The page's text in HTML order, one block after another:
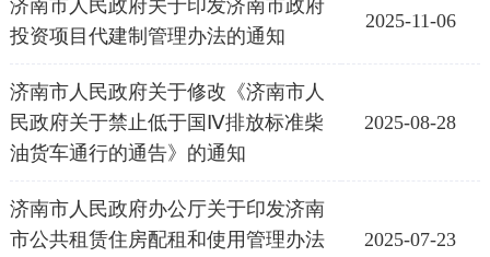
​济南市人民政府关于印发济南市政府
投资项目代建制管理办法的通知
2025-11-06
济南市人民政府关于修改《济南市人
民政府关于禁止低于国Ⅳ排放标准柴
油货车通行的通告》的通知
2025-08-28
济南市人民政府办公厅关于印发济南
市公共租赁住房配租和使用管理办法
2025-07-23